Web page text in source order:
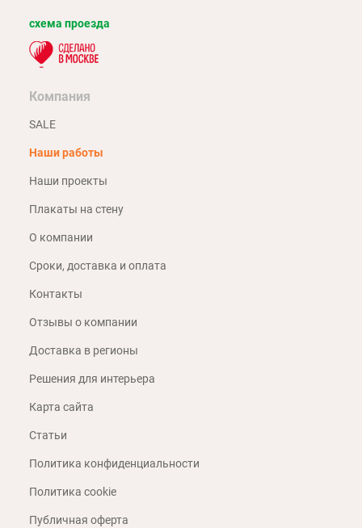
схема проезда
Компания
SALE
Наши работы
Наши проекты
Плакаты на стену
О компании
Сроки, доставка и оплата
Контакты
Отзывы о компании
Доставка в регионы
Решения для интерьера
Карта сайта
Статьи
Политика конфиденциальности
Политика cookie
Публичная оферта